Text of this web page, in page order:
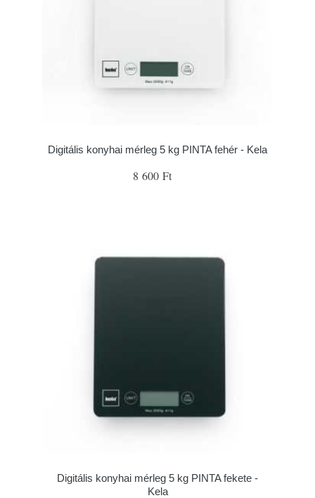
Digitális konyhai mérleg 5 kg PINTA fehér - Kela
8 600 Ft
Digitális konyhai mérleg 5 kg PINTA fekete -
Kela